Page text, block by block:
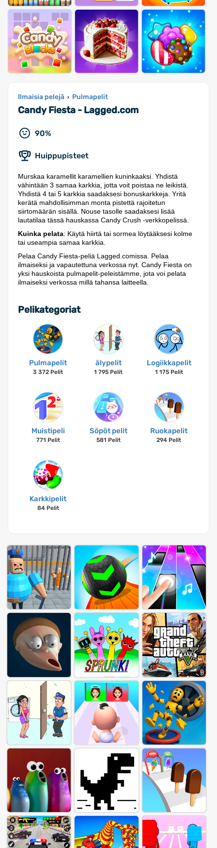
Ilmaisia pelejä › Pulmapelit
Candy Fiesta - Lagged.com
90%
Huippupisteet
Murskaa karamellit karamellien kuninkaaksi. Yhdistä
vähintään 3 samaa karkkia, jotta voit poistaa ne leikistä.
Yhdistä 4 tai 5 karkkia saadaksesi bonuskarkkeja. Yritä
kerätä mahdollisimman monta pistettä rajoitetun
siirtomäärän sisällä. Nouse tasolle saadaksesi lisää
lautatilaa tässä hauskassa Candy Crush -verkkopelissä.
Kuinka pelata: Käytä hiirtä tai sormea löytääksesi kolme
tai useampia samaa karkkia.
Pelaa Candy Fiesta-peliä Lagged.comissa. Pelaa
ilmaiseksi ja vapautettuna verkossa nyt. Candy Fiesta on
yksi hauskoista pulmapelit-peleistämme, jota voi pelata
ilmaiseksi verkossa millä tahansa laitteella.
Pelikategoriat
Pulmapelit
3 372 Pelit
älypelit
1 795 Pelit
Logiikkapelit
1 175 Pelit
Muistipeli
771 Pelit
Söpöt pelit
581 Pelit
Ruokapelit
294 Pelit
Karkkipelit
84 Pelit